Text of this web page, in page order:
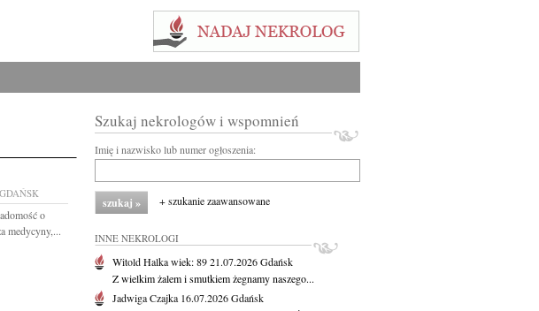
GDAŃSK
o
medycyny,...
Szukaj nekrologów i wspomnień
Imię i nazwisko lub numer ogłoszenia:
+ szukanie zaawansowane
INNE NEKROLOGI
Witold Halkawiek: 8921.07.2026Gdańsk
Z wielkim żalem i smutkiem żegnamy naszego...
Jadwiga Czajka 16.07.2026Gdańsk